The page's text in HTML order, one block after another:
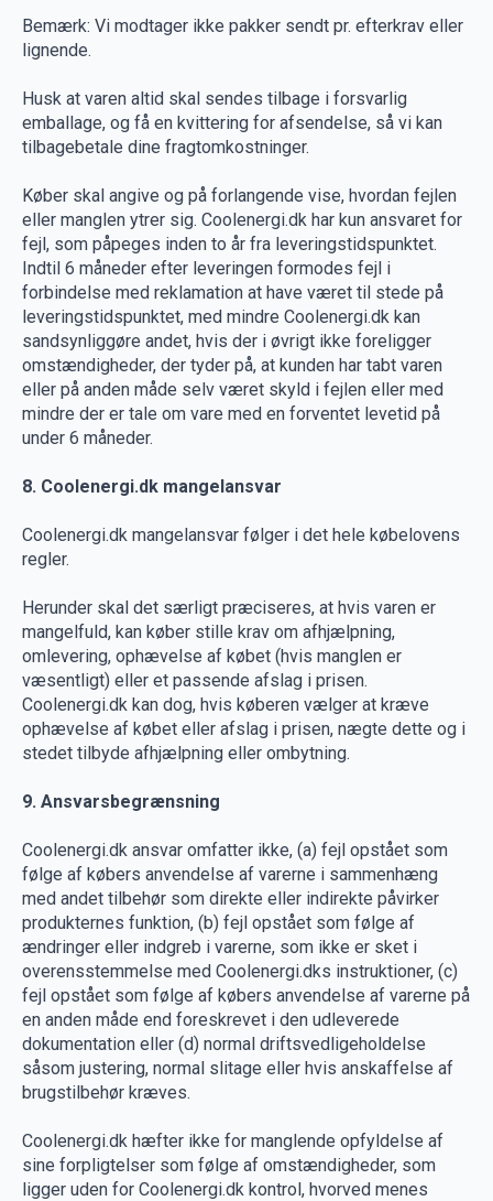
Bemærk: Vi modtager ikke pakker sendt pr. efterkrav eller
lignende.
Husk at varen altid skal sendes tilbage i forsvarlig
emballage, og få en kvittering for afsendelse, så vi kan
tilbagebetale dine fragtomkostninger.
Køber skal angive og på forlangende vise, hvordan fejlen
eller manglen ytrer sig. Coolenergi.dk har kun ansvaret for
fejl, som påpeges inden to år fra leveringstidspunktet.
Indtil 6 måneder efter leveringen formodes fejl i
forbindelse med reklamation at have været til stede på
leveringstidspunktet, med mindre Coolenergi.dk kan
sandsynliggøre andet, hvis der i øvrigt ikke foreligger
omstændigheder, der tyder på, at kunden har tabt varen
eller på anden måde selv været skyld i fejlen eller med
mindre der er tale om vare med en forventet levetid på
under 6 måneder.
8. Coolenergi.dk mangelansvar
Coolenergi.dk mangelansvar følger i det hele købelovens
regler.
Herunder skal det særligt præciseres, at hvis varen er
mangelfuld, kan køber stille krav om afhjælpning,
omlevering, ophævelse af købet (hvis manglen er
væsentligt) eller et passende afslag i prisen.
Coolenergi.dk kan dog, hvis køberen vælger at kræve
ophævelse af købet eller afslag i prisen, nægte dette og i
stedet tilbyde afhjælpning eller ombytning.
9. Ansvarsbegrænsning
Coolenergi.dk ansvar omfatter ikke, (a) fejl opstået som
følge af købers anvendelse af varerne i sammenhæng
med andet tilbehør som direkte eller indirekte påvirker
produkternes funktion, (b) fejl opstået som følge af
ændringer eller indgreb i varerne, som ikke er sket i
overensstemmelse med Coolenergi.dks instruktioner, (c)
fejl opstået som følge af købers anvendelse af varerne på
en anden måde end foreskrevet i den udleverede
dokumentation eller (d) normal driftsvedligeholdelse
såsom justering, normal slitage eller hvis anskaffelse af
brugstilbehør kræves.
Coolenergi.dk hæfter ikke for manglende opfyldelse af
sine forpligtelser som følge af omstændigheder, som
ligger uden for Coolenergi.dk kontrol, hvorved menes